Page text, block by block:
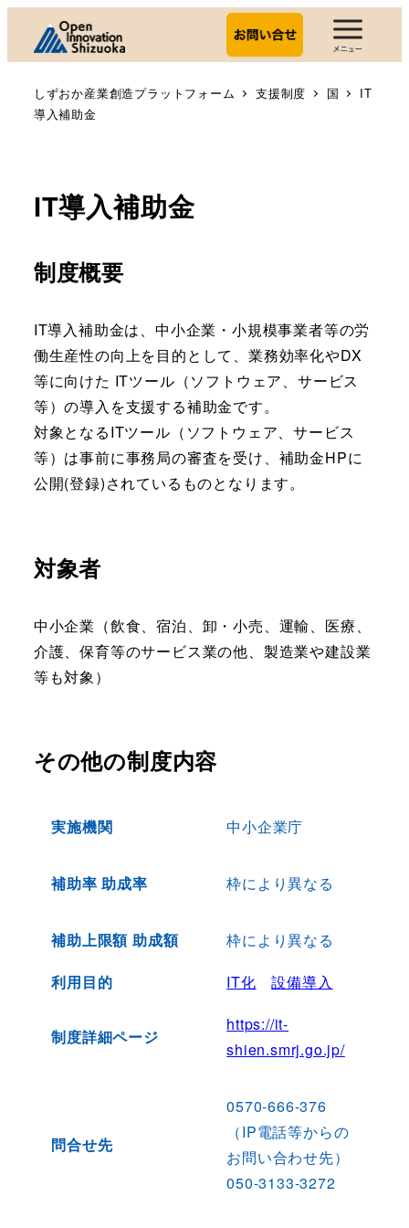
しずおか産業創造プラットフォーム 支援制度 国
IT
導入補助金
IT導入補助金
制度概要
IT導入補助金は、中小企業・小規模事業者等の労
働生産性の向上を目的として、業務効率化やDX
等に向けた ITツール（ソフトウェア、サービス
等）の導入を支援する補助金です。
対象となるITツール（ソフトウェア、サービス
等）は事前に事務局の審査を受け、補助金HPに
公開(登録)されているものとなります。
対象者
中小企業（飲食、宿泊、卸・小売、運輸、医療、
介護、保育等のサービス業の他、製造業や建設業
等も対象）
その他の制度内容
実施機関 中小企業庁
補助率 助成率 枠により異なる
補助上限額 助成額
枠により異なる
利用目的
IT化 設備導入
制度詳細ページ
https://it-
shien.smrj.go.jp/
問合せ先
0570-666-376
（IP電話等からの
お問い合わせ先）
050-3133-3272